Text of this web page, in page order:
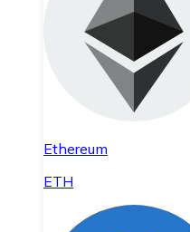
Ethereum
ETH